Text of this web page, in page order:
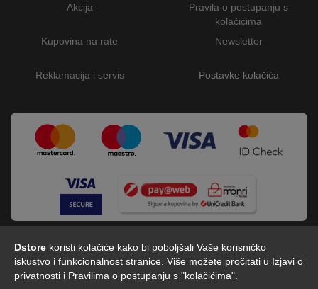
Dstore koristi kolačiće kako bi poboljšali Vaše korisničko
iskustvo i funkcionalnost stranice. Više možete pročitati u Izjavi o
privatnosti i Pravilima o postupanju s "kolačićima"
Akcija
Kupovina na rate
Reklamacija i servis
Pravila o postupanju s
kolačićima
Newsletter
Postavke kolačića